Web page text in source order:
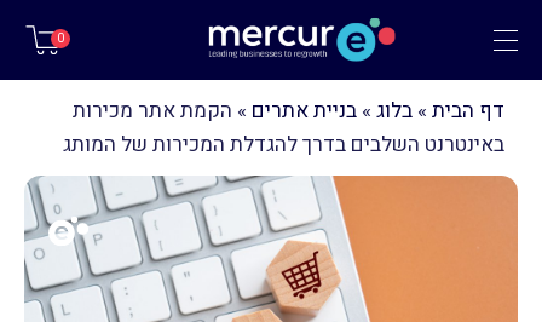
תפריט 0
דף הבית » בלוג » בניית אתרים » הקמת אתר מכירות
באינטרנט השלבים בדרך להגדלת המכירות של המותג